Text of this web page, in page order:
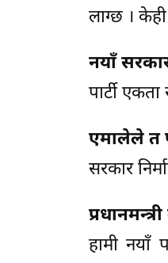
लाग्छ ।
नयाँ
पार्टी
एमालेले त
सरकार
हामी नयाँ